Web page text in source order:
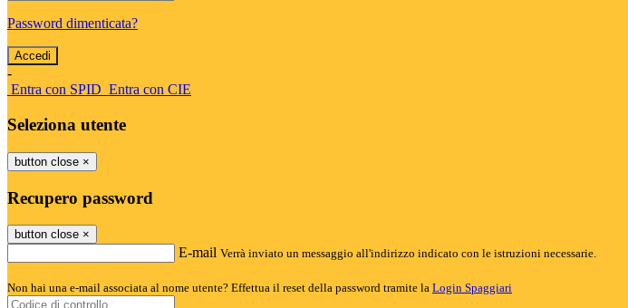
Password dimenticata?
-
Entra con SPID Entra con CIE
Seleziona utente
button close ×
Recupero password
button close ×
E-mail Verrà inviato un messaggio all'indirizzo indicato con le istruzioni necessarie.
Non hai una e-mail associata al nome utente? Effettua il reset della password tramite la Login Spaggiari